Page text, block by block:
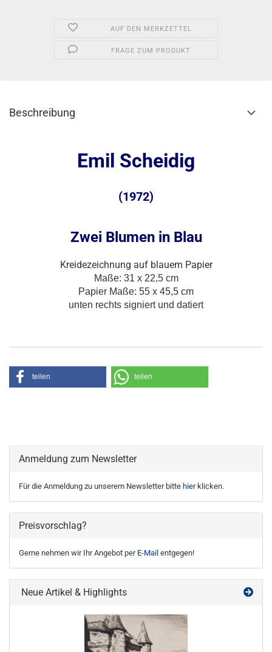
AUF DEN MERKZETTEL
FRAGE ZUM PRODUKT
Beschreibung
Emil Scheidig
(1972)
Zwei Blumen in Blau
Kreidezeichnung auf blauem Papier
Maße: 31 x 22,5 cm
Papier Maße: 55 x 45,5 cm
unten rechts signiert und datiert
teilen teilen
Anmeldung zum Newsletter
Für die Anmeldung zu unserem Newsletter bitte hierklicken.
Preisvorschlag?
Gerne nehmen wir Ihr Angebot per E-Mail entgegen!
Neue Artikel & Highlights